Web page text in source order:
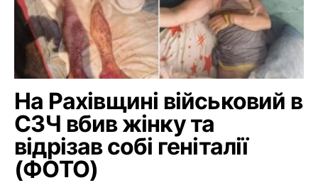
На Рахівщині військовий в
СЗЧ вбив жінку та
відрізав собі геніталії
(ФОТО)